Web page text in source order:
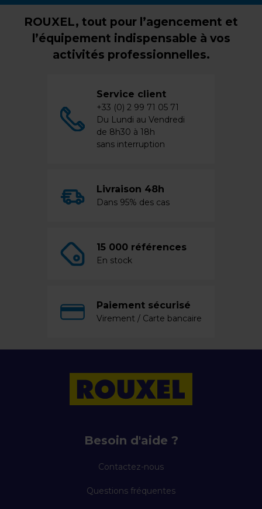
ROUXEL, tout pour l’agencement et
l’équipement indispensable à vos
activités professionnelles.
Service client
+33 (0) 2 99 71 05 71
Du Lundi au Vendredi
de 8h30 à 18h
sans interruption
Livraison 48h
Dans 95% des cas
15 000 références
En stock
Paiement sécurisé
Virement / Carte bancaire
Besoin d'aide ?
Contactez-nous
Questions fréquentes